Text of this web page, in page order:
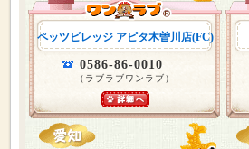
ペッツビレッジ アピタ木曽川店(FC)
0586-86-0010
（ラブラブワンラブ）